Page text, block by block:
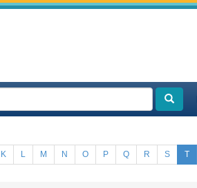
K L M N O P Q R S T